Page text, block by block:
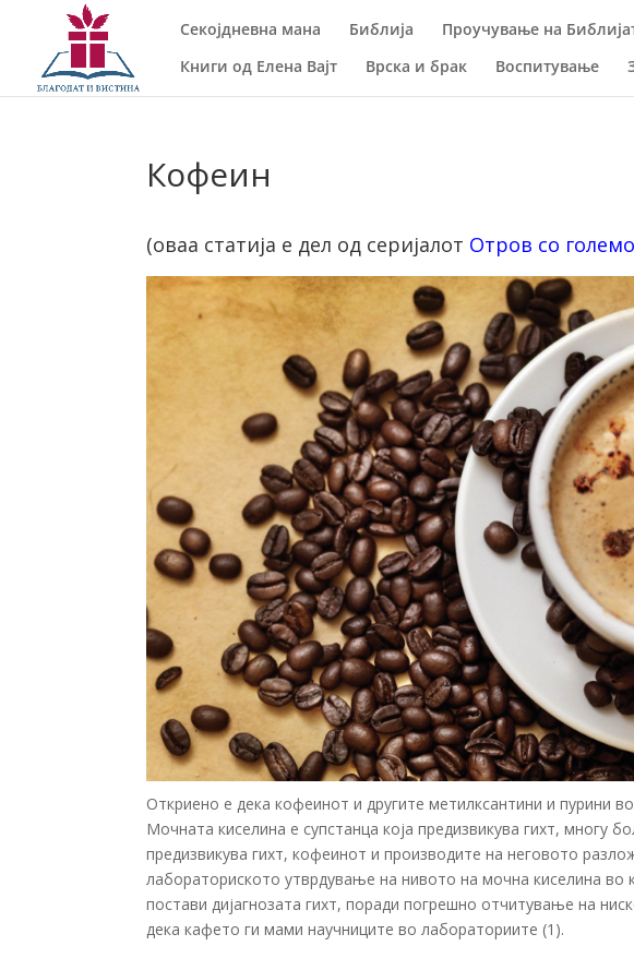
Секојдневна мана Библија Проучување на
Книги од Елена Вајт
Врска и брак Воспитување
Кофеин
(оваа статија е дел од серијалот Отров со големо
Откриено е дека кофеинот и другите метилксантини и пурини
Мочната киселина е супстанца која предизвикува гихт, многу
предизвикува гихт, кофеинот и производите на неговото
лабораториското утврдување на нивото на мочна киселина
постави дијагнозата гихт, поради погрешно отчитување на
дека кафето ги мами научниците во лабораториите (1).